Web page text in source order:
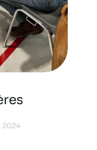
2024